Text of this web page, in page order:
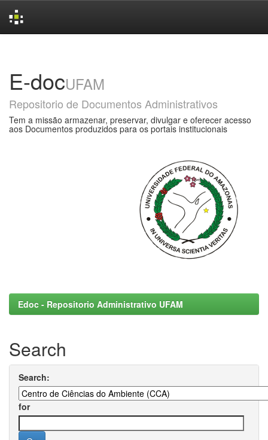
E-docUFAM
Repositorio de Documentos Administrativos
Tem a missão armazenar, preservar, divulgar e oferecer acesso
aos Documentos produzidos para os portais institucionais
Edoc - Repositorio Administrativo UFAM
Search
Search:
for